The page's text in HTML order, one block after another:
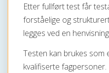
Etter fullført test får
forståelige og
legges ved en
Testen kan brukes som
kvalifiserte fagpersoner.